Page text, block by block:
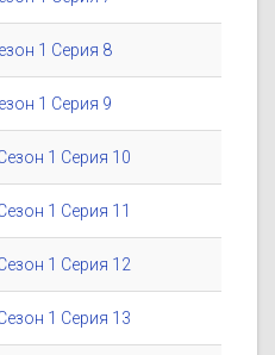
1 Серия 8
1 Серия 9
1 Серия 10
1 Серия 11
1 Серия 12
1 Серия 13